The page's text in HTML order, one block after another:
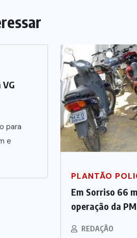
para
e
PLANTÃO
Em Sorriso 66
operação da PM
REDAÇÃO